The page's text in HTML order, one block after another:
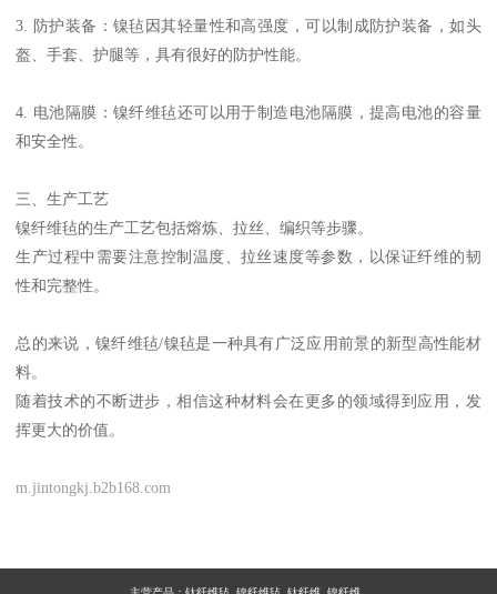
3. 防护装备：镍毡因其轻量性和高强度，可以制成防护装备，如头
盔、手套、护腿等，具有很好的防护性能。
4. 电池隔膜：镍纤维毡还可以用于制造电池隔膜，提高电池的容量
和安全性。
三、生产工艺
镍纤维毡的生产工艺包括熔炼、拉丝、编织等步骤。
生产过程中需要注意控制温度、拉丝速度等参数，以保证纤维的韧
性和完整性。
总的来说，镍纤维毡/镍毡是一种具有广泛应用前景的新型高性能材
料。
随着技术的不断进步，相信这种材料会在更多的领域得到应用，发
挥更大的价值。
m.jintongkj.b2b168.com